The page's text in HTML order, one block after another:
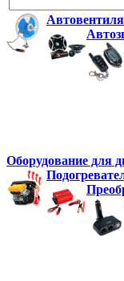
Оборудование для